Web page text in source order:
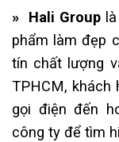
» Hali Grouplà
phẩm làm đẹp
tín chất lượng
TPHCM,
gọi điện đến
công ty để tìm